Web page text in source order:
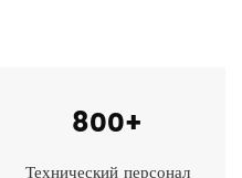
800+